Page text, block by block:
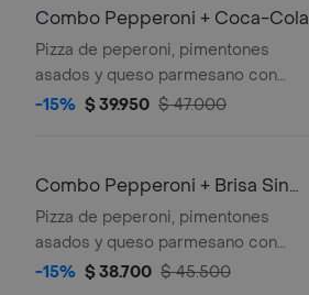
Combo Pepperoni + Coca-Cola
Sin Azúcar 350 ml
Pizza de peperoni, pimentones
asados y queso parmesano con
tamaño a elegir. + Gaseosa
-15% $ 39.950 $ 47.000
Combo Pepperoni + Brisa Sin
Gas 600ML
Pizza de peperoni, pimentones
asados y queso parmesano con
tamaño a elegir. + Agua
-15% $ 38.700 $ 45.500